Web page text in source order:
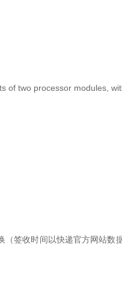
two processor modules,
签收时间以快递官方网站